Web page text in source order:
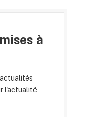
à
l'actualité